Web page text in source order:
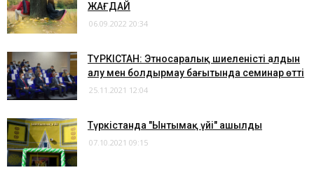
ЖАҒДАЙ
06.09.2022 20:34
ТҮРКІСТАН: Этносаралық шиеленістің алдын
алу мен болдырмау бағытында семинар өтті
25.11.2021 12:04
Түркістанда "Ынтымақ үйі" ашылды
07.10.2021 09:15